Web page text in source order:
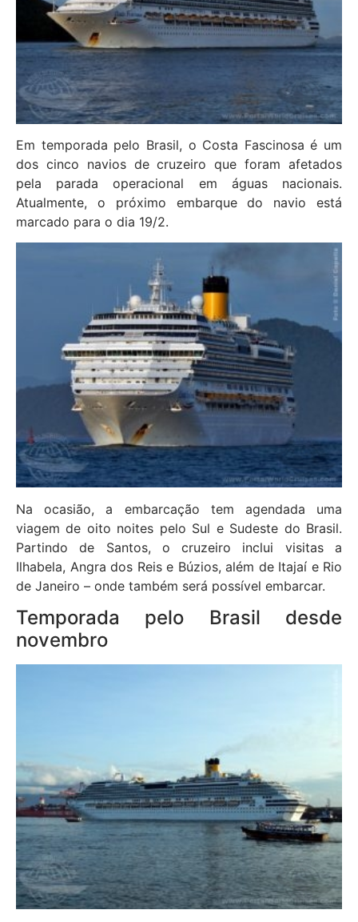
Em temporada pelo Brasil, o Costa Fascinosa é um
dos cinco navios de cruzeiro que foram afetados
pela parada operacional em águas nacionais.
Atualmente, o próximo embarque do navio está
marcado para o dia 19/2.
Na ocasião, a embarcação tem agendada uma
viagem de oito noites pelo Sul e Sudeste do Brasil.
Partindo de Santos, o cruzeiro inclui visitas a
Ilhabela, Angra dos Reis e Búzios, além de Itajaí e Rio
de Janeiro – onde também será possível embarcar.
Temporada pelo Brasil desde
novembro